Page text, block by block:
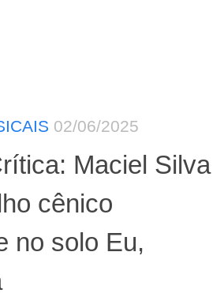
02/06/2025
Maciel Silva
cênico
no solo Eu,